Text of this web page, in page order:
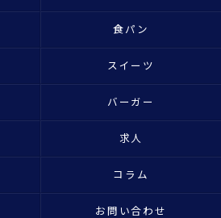
食パン
スイーツ
バーガー
求人
コラム
お問い合わせ